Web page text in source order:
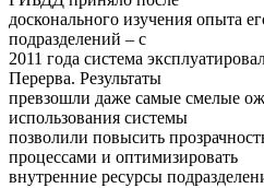
досконального изучения опыта
подразделений – с
2011 года система
Перерва. Результаты
превзошли даже самые смелые
использования системы
позволили повысить
процессами и оптимизировать
внутренние ресурсы